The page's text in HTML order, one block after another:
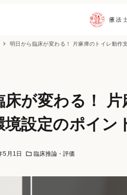
明日から臨床が変わる！ 片麻痺のトイレ動作
床が変わる！
境設定のポイン
5月1日 臨床推論・評価